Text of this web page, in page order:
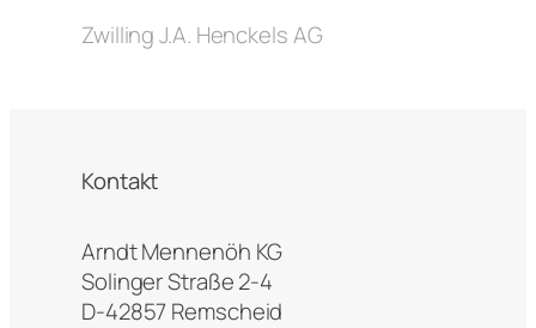
Zwilling J.A. Henckels AG
Kontakt
Arndt Mennenöh KG
Solinger Straße 2-4
D-42857 Remscheid